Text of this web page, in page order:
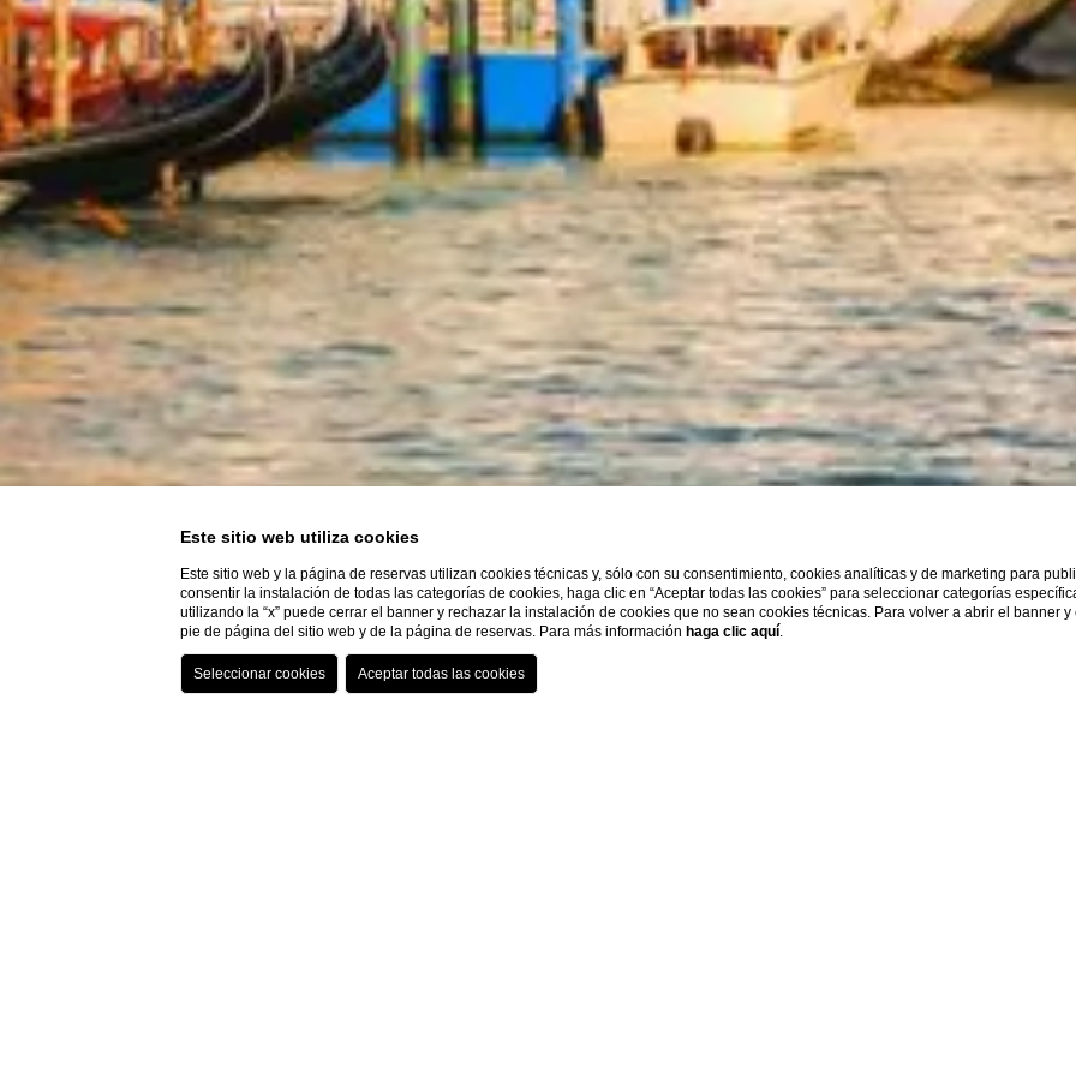
Este sitio web utiliza cookies
Este sitio web y la página de reservas utilizan cookies técnicas y, sólo con su consentimiento, cookies analíticas y de marketing para
consentir la instalación de todas las categorías de cookies, haga clic en “Aceptar todas las cookies” para seleccionar categorías
utilizando la “x” puede cerrar el banner y rechazar la instalación de cookies que no sean cookies técnicas. Para volver a abrir el banner
pie de página del sitio web y de la página de reservas. Para más información haga clic aquí.
Do you need help?